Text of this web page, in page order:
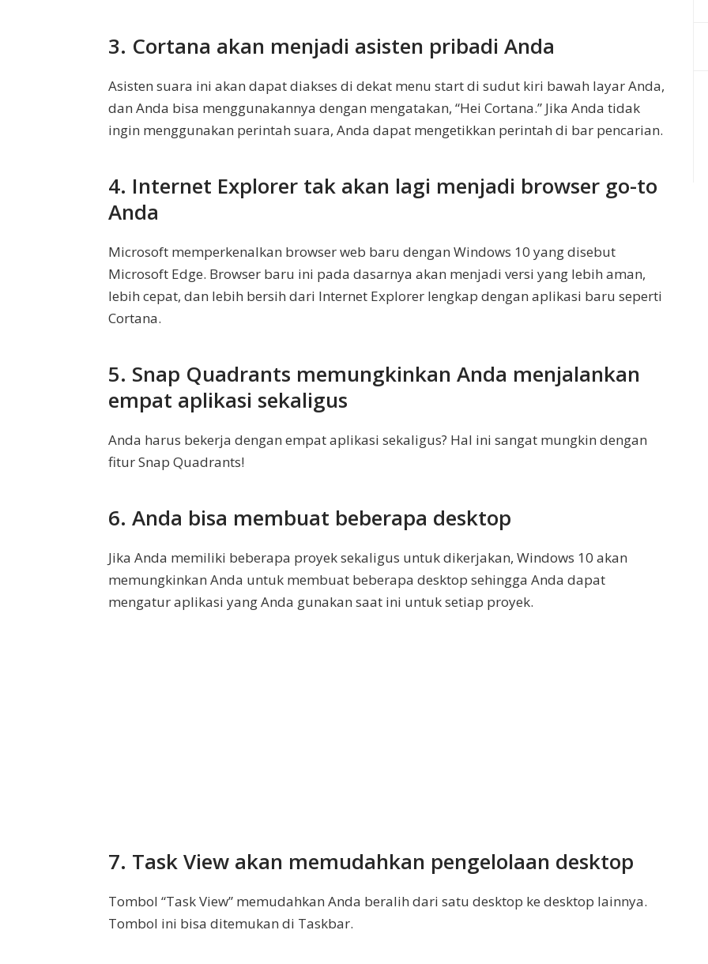
3. Cortana akan menjadi asisten pribadi Anda
Asisten suara ini akan dapat diakses di dekat menu start di sudut kiri bawah layar Anda,
dan Anda bisa menggunakannya dengan mengatakan, “Hei Cortana.” Jika Anda tidak
ingin menggunakan perintah suara, Anda dapat mengetikkan perintah di bar pencarian.
4. Internet Explorer tak akan lagi menjadi browser go-to
Anda
Microsoft memperkenalkan browser web baru dengan Windows 10 yang disebut
Microsoft Edge. Browser baru ini pada dasarnya akan menjadi versi yang lebih aman,
lebih cepat, dan lebih bersih dari Internet Explorer lengkap dengan aplikasi baru seperti
Cortana.
5. Snap Quadrants memungkinkan Anda menjalankan
empat aplikasi sekaligus
Anda harus bekerja dengan empat aplikasi sekaligus? Hal ini sangat mungkin dengan
fitur Snap Quadrants!
6. Anda bisa membuat beberapa desktop
Jika Anda memiliki beberapa proyek sekaligus untuk dikerjakan, Windows 10 akan
memungkinkan Anda untuk membuat beberapa desktop sehingga Anda dapat
mengatur aplikasi yang Anda gunakan saat ini untuk setiap proyek.
7. Task View akan memudahkan pengelolaan desktop
Tombol “Task View” memudahkan Anda beralih dari satu desktop ke desktop lainnya.
Tombol ini bisa ditemukan di Taskbar.